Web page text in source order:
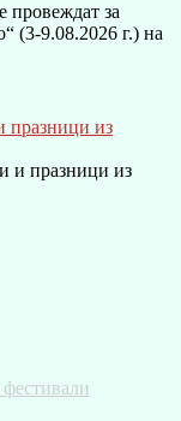
провеждат за
(3-9.08.2026 г.) на
празници из